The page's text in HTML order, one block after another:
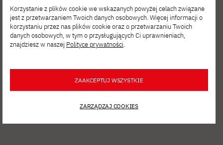
SIE 06, 2026
Film Spring Open – zgłoś się
na interdyscyplinarne warsztaty filmowe!
Korzystanie z plików cookie we wskazanych powyżej celach związane
jest z przetwarzaniem Twoich danych osobowych. Więcej informacji o
korzystaniu przez nas plików cookie oraz o przetwarzaniu Twoich
danych osobowych, w tym o przysługujących Ci uprawnieniach,
znajdziesz w naszej Polityce prywatności.
ZAAKCEPTUJ WSZYSTKIE
ZARZĄDZAJ COOKIES